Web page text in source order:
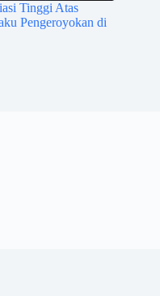
Tinggi Atas
Pengeroyokan di